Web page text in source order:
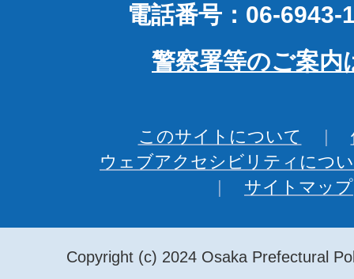
電話番号：06-6943-
警察署等のご案内
このサイトについて
ウェブアクセシビリティにつ
サイトマップ
Copyright (c) 2024 Osaka Prefectural